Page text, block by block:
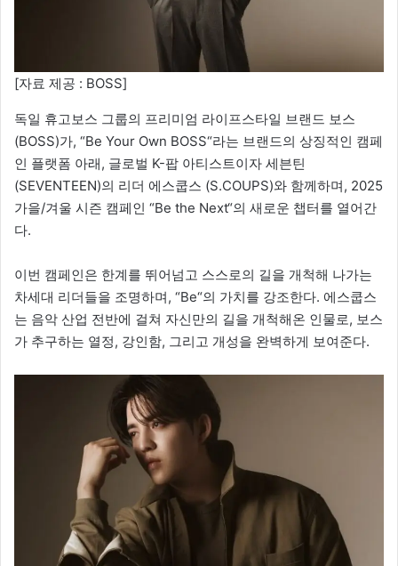
[자료 제공 : BOSS]
독일 휴고보스 그룹의 프리미엄 라이프스타일 브랜드 보스
(BOSS)가, “Be Your Own BOSS“라는 브랜드의 상징적인 캠페
인 플랫폼 아래, 글로벌 K-팝 아티스트이자 세븐틴
(SEVENTEEN)의 리더 에스쿱스 (S.COUPS)와 함께하며, 2025
가을/겨울 시즌 캠페인 “Be the Next“의 새로운 챕터를 열어간
다.
이번 캠페인은 한계를 뛰어넘고 스스로의 길을 개척해 나가는
차세대 리더들을 조명하며, “Be“의 가치를 강조한다. 에스쿱스
는 음악 산업 전반에 걸쳐 자신만의 길을 개척해온 인물로, 보스
가 추구하는 열정, 강인함, 그리고 개성을 완벽하게 보여준다.